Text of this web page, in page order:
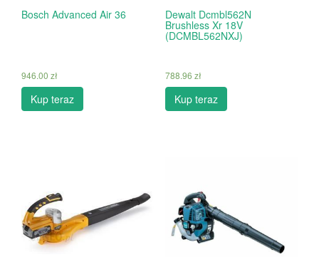
Bosch Advanced Air 36
946.00 zł
Kup teraz
Dewalt Dcmbl562N
Brushless Xr 18V
(DCMBL562NXJ)
788.96 zł
Kup teraz